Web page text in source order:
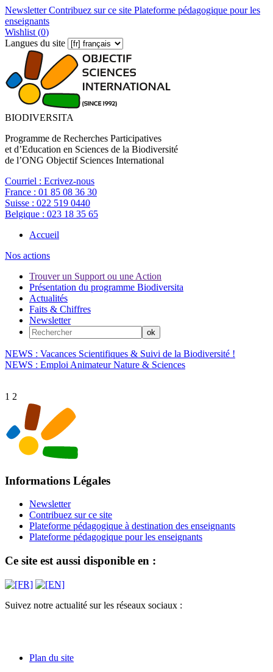
NewsletterContribuez sur ce site Plateforme pédagogique pour les
enseignants
Wishlist (0)
Langues du site
BIODIVERSITA
Programme de Recherches Participatives
et d’Education en Sciences de la Biodiversité
de l’ONG Objectif Sciences International
Courriel : Ecrivez-nous
France : 01 85 08 36 30
Suisse : 022 519 0440
Belgique : 023 18 35 65
Accueil
Nos actions
Trouver un Support ou une Action
Présentation du programme Biodiversita
Actualités
Faits & Chiffres
Newsletter
NEWS : Vacances Scientifiques & Suivi de la Biodiversité !
NEWS : Emploi Animateur Nature & Sciences
1 2
Informations Légales
Newsletter
Contribuez sur ce site
Plateforme pédagogique à destination des enseignants
Plateforme pédagogique pour les enseignants
Ce site est aussi disponible en :
Suivez notre actualité sur les réseaux sociaux :
Plan du site